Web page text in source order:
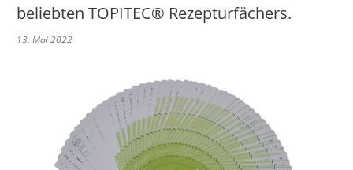
beliebten TOPITEC® Rezepturfächers.
13. Mai 2022